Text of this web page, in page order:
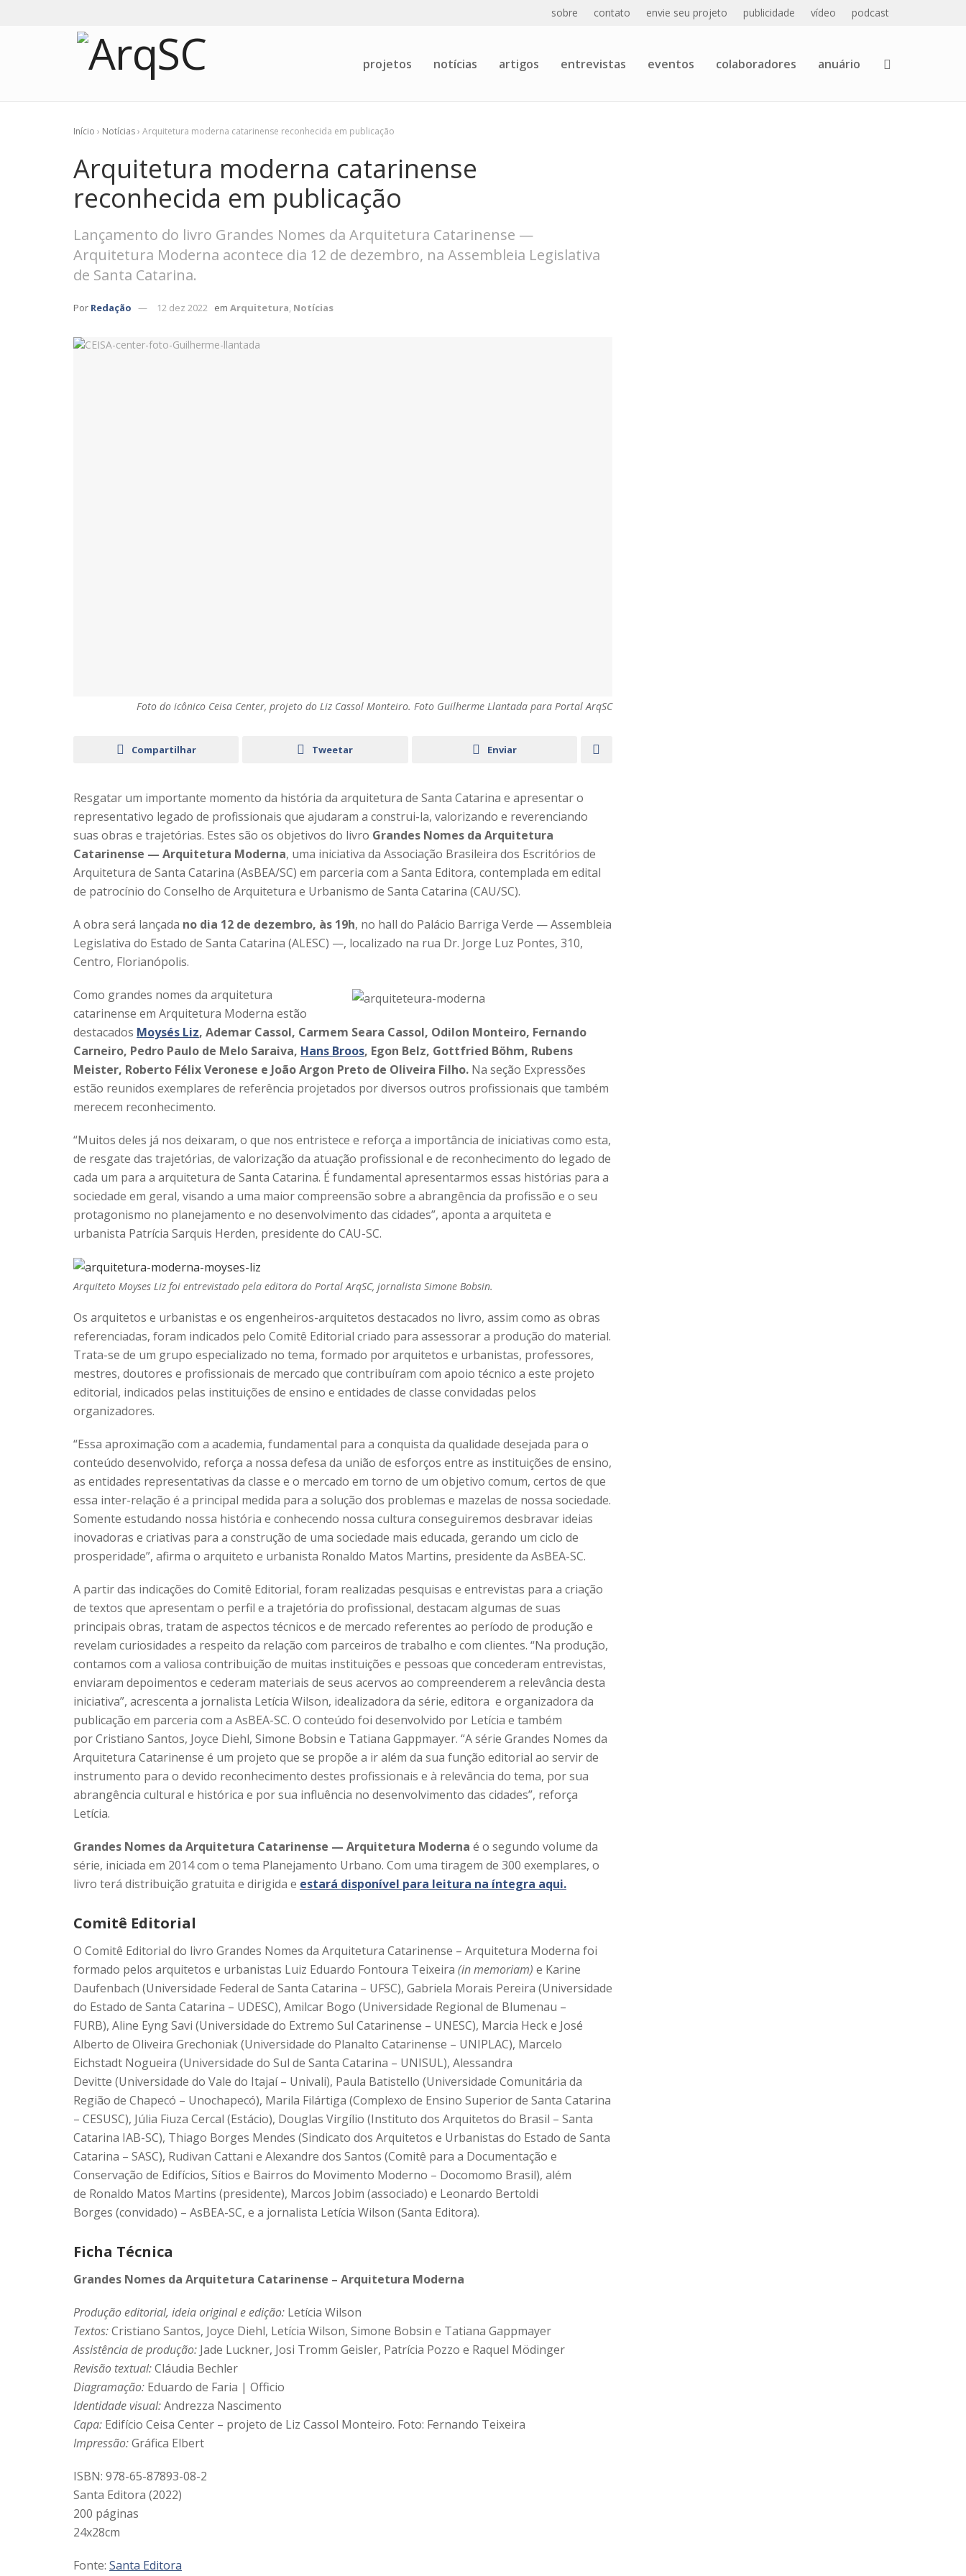
sobre contato envie seu projeto publicidade vídeo podcast
projetos notícias artigos entrevistas eventos colaboradores anuário
Início › Notícias› Arquitetura moderna catarinense reconhecida em publicação
Arquitetura moderna catarinense
reconhecida em publicação
Lançamento do livro Grandes Nomes da Arquitetura Catarinense —
Arquitetura Moderna acontece dia 12 de dezembro, na Assembleia Legislativa
de Santa Catarina.
Por Redação 12 dez 2022 em Arquitetura Notícias
Foto do icônico Ceisa Center, projeto do Liz Cassol Monteiro. Foto Guilherme Llantada para Portal ArqSC
Compartilhar Tweetar Enviar
Resgatar um importante momento da história da arquitetura de Santa Catarina e apresentar o
representativo legado de profissionais que ajudaram a construi-la, valorizando e reverenciando
suas obras e trajetórias. Estes são os objetivos do livro Grandes Nomes da Arquitetura
Catarinense — Arquitetura Moderna, uma iniciativa da Associação Brasileira dos Escritórios de
Arquitetura de Santa Catarina (AsBEA/SC) em parceria com a Santa Editora, contemplada em edital
de patrocínio do Conselho de Arquitetura e Urbanismo de Santa Catarina (CAU/SC).
A obra será lançada no dia 12 de dezembro, às 19h, no hall do Palácio Barriga Verde — Assembleia
Legislativa do Estado de Santa Catarina (ALESC) —, localizado na rua Dr. Jorge Luz Pontes, 310,
Centro, Florianópolis.
Como grandes nomes da arquitetura
catarinense em Arquitetura Moderna estão
destacados Moysés Liz, Ademar Cassol, Carmem Seara Cassol, Odilon Monteiro, Fernando
Carneiro, Pedro Paulo de Melo Saraiva, Hans Broos, Egon Belz, Gottfried Böhm, Rubens
Meister, Roberto Félix Veronese e João Argon Preto de Oliveira Filho. Na seção Expressões
estão reunidos exemplares de referência projetados por diversos outros profissionais que também
merecem reconhecimento.
“Muitos deles já nos deixaram, o que nos entristece e reforça a importância de iniciativas como esta,
de resgate das trajetórias, de valorização da atuação profissional e de reconhecimento do legado de
cada um para a arquitetura de Santa Catarina. É fundamental apresentarmos essas histórias para a
sociedade em geral, visando a uma maior compreensão sobre a abrangência da profissão e o seu
protagonismo no planejamento e no desenvolvimento das cidades”, aponta a arquiteta e
urbanista Patrícia Sarquis Herden, presidente do CAU-SC.
Arquiteto Moyses Liz foi entrevistado pela editora do Portal ArqSC, jornalista Simone Bobsin.
Os arquitetos e urbanistas e os engenheiros-arquitetos destacados no livro, assim como as obras
referenciadas, foram indicados pelo Comitê Editorial criado para assessorar a produção do material.
Trata-se de um grupo especializado no tema, formado por arquitetos e urbanistas, professores,
mestres, doutores e profissionais de mercado que contribuíram com apoio técnico a este projeto
editorial, indicados pelas instituições de ensino e entidades de classe convidadas pelos
organizadores.
“Essa aproximação com a academia, fundamental para a conquista da qualidade desejada para o
conteúdo desenvolvido, reforça a nossa defesa da união de esforços entre as instituições de ensino,
as entidades representativas da classe e o mercado em torno de um objetivo comum, certos de que
essa inter-relação é a principal medida para a solução dos problemas e mazelas de nossa sociedade.
Somente estudando nossa história e conhecendo nossa cultura conseguiremos desbravar ideias
inovadoras e criativas para a construção de uma sociedade mais educada, gerando um ciclo de
prosperidade”, afirma o arquiteto e urbanista Ronaldo Matos Martins, presidente da AsBEA-SC.
A partir das indicações do Comitê Editorial, foram realizadas pesquisas e entrevistas para a criação
de textos que apresentam o perfil e a trajetória do profissional, destacam algumas de suas
principais obras, tratam de aspectos técnicos e de mercado referentes ao período de produção e
revelam curiosidades a respeito da relação com parceiros de trabalho e com clientes. “Na produção,
contamos com a valiosa contribuição de muitas instituições e pessoas que concederam entrevistas,
enviaram depoimentos e cederam materiais de seus acervos ao compreenderem a relevância desta
iniciativa”, acrescenta a jornalista Letícia Wilson, idealizadora da série, editora e organizadora da
publicação em parceria com a AsBEA-SC. O conteúdo foi desenvolvido por Letícia e também
por Cristiano Santos, Joyce Diehl, Simone Bobsin e Tatiana Gappmayer. “A série Grandes Nomes da
Arquitetura Catarinense é um projeto que se propõe a ir além da sua função editorial ao servir de
instrumento para o devido reconhecimento destes profissionais e à relevância do tema, por sua
abrangência cultural e histórica e por sua influência no desenvolvimento das cidades”, reforça
Letícia.
Grandes Nomes da Arquitetura Catarinense — Arquitetura Moderna é o segundo volume da
série, iniciada em 2014 com o tema Planejamento Urbano. Com uma tiragem de 300 exemplares, o
livro terá distribuição gratuita e dirigida e estará disponível para leitura na íntegra aqui.
Comitê Editorial
O Comitê Editorial do livro Grandes Nomes da Arquitetura Catarinense – Arquitetura Moderna foi
formado pelos arquitetos e urbanistas Luiz Eduardo Fontoura Teixeira (in memoriam) e Karine
Daufenbach (Universidade Federal de Santa Catarina – UFSC), Gabriela Morais Pereira (Universidade
do Estado de Santa Catarina – UDESC), Amilcar Bogo (Universidade Regional de Blumenau –
FURB), Aline Eyng Savi (Universidade do Extremo Sul Catarinense – UNESC), Marcia Heck e José
Alberto de Oliveira Grechoniak (Universidade do Planalto Catarinense – UNIPLAC), Marcelo
Eichstadt Nogueira (Universidade do Sul de Santa Catarina – UNISUL), Alessandra
Devitte (Universidade do Vale do Itajaí – Univali), Paula Batistello (Universidade Comunitária da
Região de Chapecó – Unochapecó), Marila Filártiga (Complexo de Ensino Superior de Santa Catarina
– CESUSC), Júlia Fiuza Cercal (Estácio), Douglas Virgílio (Instituto dos Arquitetos do Brasil – Santa
Catarina IAB-SC), Thiago Borges Mendes (Sindicato dos Arquitetos e Urbanistas do Estado de Santa
Catarina – SASC), Rudivan Cattani e Alexandre dos Santos (Comitê para a Documentação e
Conservação de Edifícios, Sítios e Bairros do Movimento Moderno – Docomomo Brasil), além
de Ronaldo Matos Martins (presidente), Marcos Jobim (associado) e Leonardo Bertoldi
Borges (convidado) – AsBEA-SC, e a jornalista Letícia Wilson (Santa Editora).
Ficha Técnica
Grandes Nomes da Arquitetura Catarinense – Arquitetura Moderna
Produção editorial, ideia original e edição: Letícia Wilson
Textos:Cristiano Santos, Joyce Diehl, Letícia Wilson, Simone Bobsin e Tatiana Gappmayer
Assistência de produção: Jade Luckner, Josi Tromm Geisler, Patrícia Pozzo e Raquel Mödinger
Revisão textual:Cláudia Bechler
Diagramação: Eduardo de Faria | Officio
Identidade visual:Andrezza Nascimento
Capa: Edifício Ceisa Center – projeto de Liz Cassol Monteiro. Foto: Fernando Teixeira
Impressão:Gráfica Elbert
ISBN: 978-65-87893-08-2
Santa Editora (2022)
200 páginas
24x28cm
Fonte: Santa Editora